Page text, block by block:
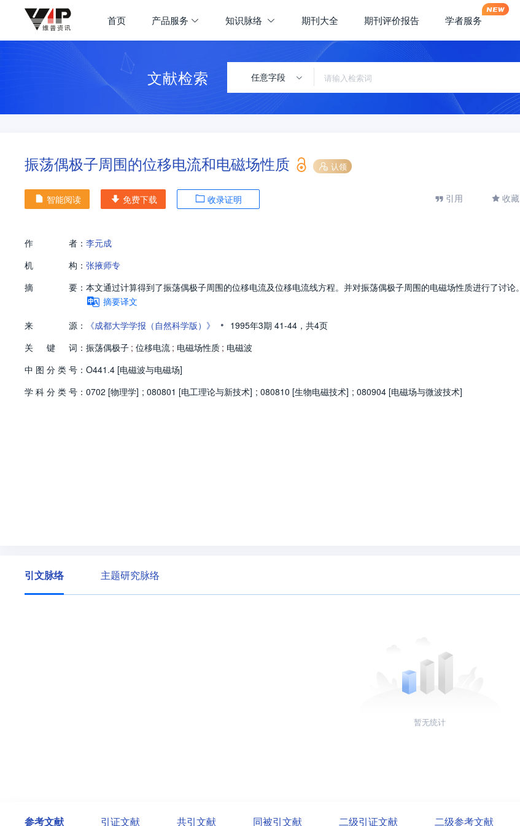
首页 产品服务 知识脉络 期刊大全 期刊评价报告 学者服务
文献检索 任意字段
振荡偶极子周围的位移电流和电磁场性质 认领
智能阅读 免费下载 收录证明 引用 收藏
作 者： 李元成
机
构： 张掖师专
摘
要： 本文通过计算得到了振荡偶极子周围的位移电流及位移电流线方程。并对振荡偶极子周围的电磁场性质进行了讨论。
摘要译文
来
源： 《成都大学学报（自然科学版）》 • 1995年3期 41-44， 共4页
关
键 词： 振荡偶极子 ; 位移电流 ; 电磁场性质 ; 电磁波
中 图 分 类 号： O441.4 [电磁波与电磁场]
学 科 分 类 号： 0702 [物理学] ; 080801 [电工理论与新技术] ; 080810 [生物电磁技术] ; 080904 [电磁场与微波技术]
引文脉络 主题研究脉络
暂无统计
参考文献 引证文献 共引文献 同被引文献 二级引证文献 二级参考文献